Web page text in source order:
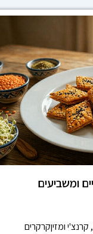
ומשביעים
ומזיןקרקרים